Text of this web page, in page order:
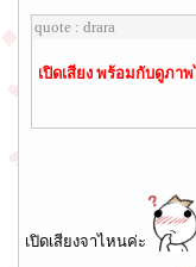
quote : drara
เปิดเสียง พร้อมกับดูภ
เปิดเสียงจาไหนค่ะ